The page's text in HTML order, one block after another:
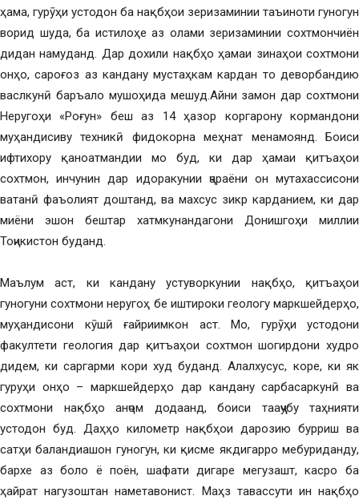
ҳама, гурӯҳи устодон ба нақбҳои зеризаминии таъиноти гуногун
ворид шуда, ба истилоҳе аз олами зеризаминии сохтмончиён
дидан намуданд. Дар дохили нақбҳо ҳамаи зинаҳои сохтмони
онҳо, сароғоз аз кандану мустаҳкам кардан то деворбандию
васлкунӣ баръало мушоҳида мешуд.Айни замон дар сохтмони
Неругоҳи «Роғун» беш аз 14 ҳазор коргарону кормандони
муҳандисиву техникӣ фидокорна меҳнат менамоянд. Боиси
ифтихору қаноатмандии мо буд, ки дар ҳамаи қитъаҳои
сохтмон, инчунин дар идоракунии ҷараёни он мутахассисони
ватанӣ фаъолият доштанд, ва махсус зикр карданием, ки дар
миёни эшон бештар хатмкунандагони Донишгоҳи миллии
Тоҷикистон буданд.
Маълум аст, ки кандану устуворкунии нақбҳо, қитъаҳои
гуногуни сохтмони неругоҳ бе иштироки геологу маркшейдерҳо,
муҳандисони кӯшӣ ғайриимкон аст. Мо, гурӯҳи устодони
факултети геология дар қитъаҳои сохтмон шогирдони худро
дидем, ки саргарми кори худ буданд. Алалхусус, коре, ки як
гуруҳи онҳо – маркшейдерҳо дар кандану сарбасаркунӣ ва
сохтмони нақбҳо анҷом додаанд, боиси тааҷҷубу таҳнияти
устодон буд. Даҳҳо километр нақбҳои дарозию бурриш ва
сатҳи баландиашон гуногун, ки қисме якдигарро мебуриданду,
бархе аз боло ё поён, шафати дигаре мегузашт, касро ба
ҳайрат нагузоштан наметавонист. Маҳз тавассути ин нақбҳо